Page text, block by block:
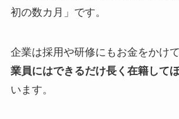
初の数カ月」です。
企業は採用や研修にもお金をかけて
業員にはできるだけ長く在籍して
います。